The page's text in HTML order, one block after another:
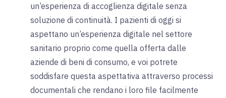
un’esperienza di accoglienza digitale senza
soluzione di continuità. I pazienti di oggi si
aspettano un’esperienza digitale nel settore
sanitario proprio come quella offerta dalle
aziende di beni di consumo, e voi potrete
soddisfare questa aspettativa attraverso processi
documentali che rendano i loro file facilmente